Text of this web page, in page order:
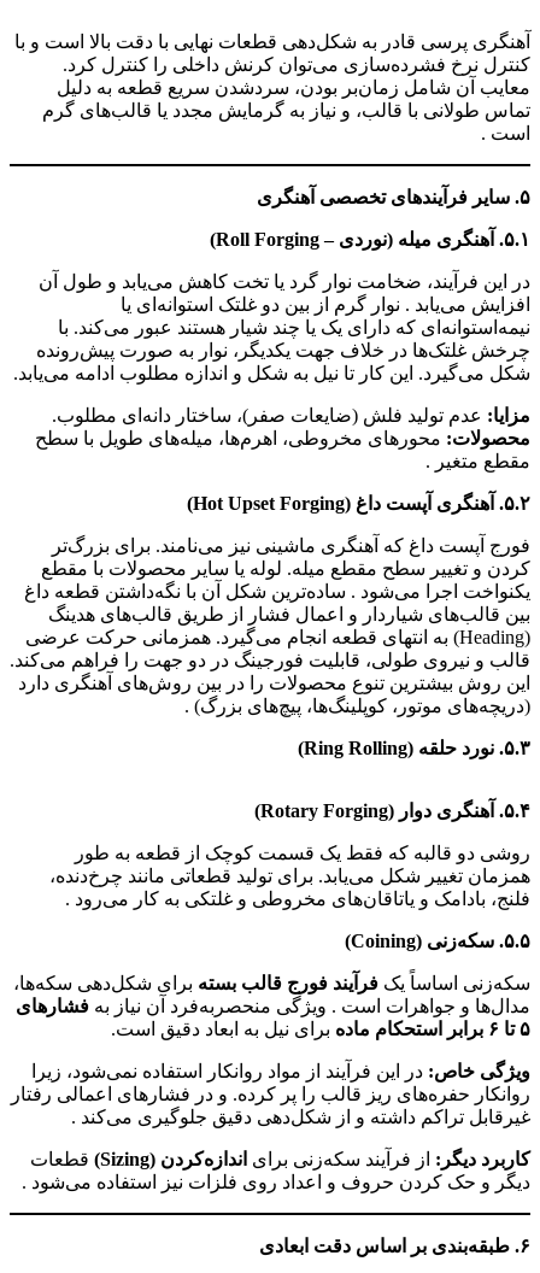
آهنگری پرسی قادر به شکل‌دهی قطعات نهایی با دقت بالا است و با
کنترل نرخ فشرده‌سازی می‌توان کرنش داخلی را کنترل کرد.
معایب آن شامل زمان‌بر بودن، سردشدن سریع قطعه به دلیل
تماس طولانی با قالب، و نیاز به گرمایش مجدد یا قالب‌های گرم
است .
۵. سایر فرآیندهای تخصصی آهنگری
۵.۱. آهنگری میله (نوردی – Roll Forging)
در این فرآیند، ضخامت نوار گرد یا تخت کاهش می‌یابد و طول آن
افزایش می‌یابد . نوار گرم از بین دو غلتک استوانه‌ای یا
نیمه‌استوانه‌ای که دارای یک یا چند شیار هستند عبور می‌کند. با
چرخش غلتک‌ها در خلاف جهت یکدیگر، نوار به صورت پیش‌رونده
شکل می‌گیرد. این کار تا نیل به شکل و اندازه مطلوب ادامه می‌یابد.
مزایا: عدم تولید فلش (ضایعات صفر)، ساختار دانه‌ای مطلوب.
محصولات: محورهای مخروطی، اهرم‌ها، میله‌های طویل با سطح
مقطع متغیر .
۵.۲. آهنگری آپست داغ (Hot Upset Forging)
فورج آپست داغ که آهنگری ماشینی نیز می‌نامند. برای بزرگ‌تر
کردن و تغییر سطح مقطع میله. لوله یا سایر محصولات با مقطع
یکنواخت اجرا می‌شود . ساده‌ترین شکل آن با نگه‌داشتن قطعه داغ
بین قالب‌های شیاردار و اعمال فشار از طریق قالب‌های هدینگ
(Heading) به انتهای قطعه انجام می‌گیرد. همزمانی حرکت عرضی
قالب و نیروی طولی، قابلیت فورجینگ در دو جهت را فراهم می‌کند.
این روش بیشترین تنوع محصولات را در بین روش‌های آهنگری دارد
(دریچه‌های موتور، کوپلینگ‌ها، پیچ‌های بزرگ) .
۵.۳. نورد حلقه (Ring Rolling)
۵.۴. آهنگری دوار (Rotary Forging)
روشی دو قالبه که فقط یک قسمت کوچک از قطعه به طور
همزمان تغییر شکل می‌یابد. برای تولید قطعاتی مانند چرخ‌دنده،
فلنج، بادامک و یاتاقان‌های مخروطی و غلتکی به کار می‌رود .
۵.۵. سکه‌زنی (Coining)
سکه‌زنی اساساً یک فرآیند فورج قالب بسته برای شکل‌دهی سکه‌ها،
مدال‌ها و جواهرات است . ویژگی منحصربه‌فرد آن نیاز به فشارهای
۵ تا ۶ برابر استحکام ماده
برای نیل به ابعاد دقیق است.
ویژگی خاص: در این فرآیند از مواد روانکار استفاده نمی‌شود، زیرا
روانکار حفره‌های ریز قالب را پر کرده. و در فشارهای اعمالی رفتار
غیرقابل تراکم داشته و از شکل‌دهی دقیق جلوگیری می‌کند .
کاربرد دیگر: از فرآیند سکه‌زنی برای اندازه‌کردن (Sizing)
قطعات
دیگر و حک کردن حروف و اعداد روی فلزات نیز استفاده می‌شود .
۶. طبقه‌بندی بر اساس دقت ابعادی